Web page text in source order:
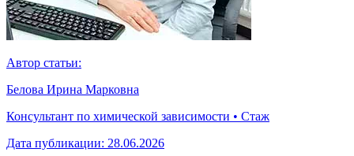
Автор статьи:
Белова Ирина Марковна
Консультант по химической зависимости • Стаж
Дата публикации: 28.06.2026